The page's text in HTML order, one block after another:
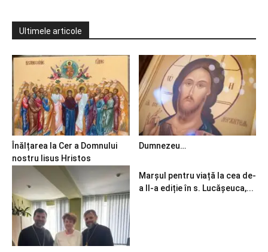
Ultimele articole
Înălțarea la Cer a Domnului
nostru Iisus Hristos
Dumnezeu…
Marșul pentru viață la cea de-
a II-a ediție în s. Lucășeuca,...